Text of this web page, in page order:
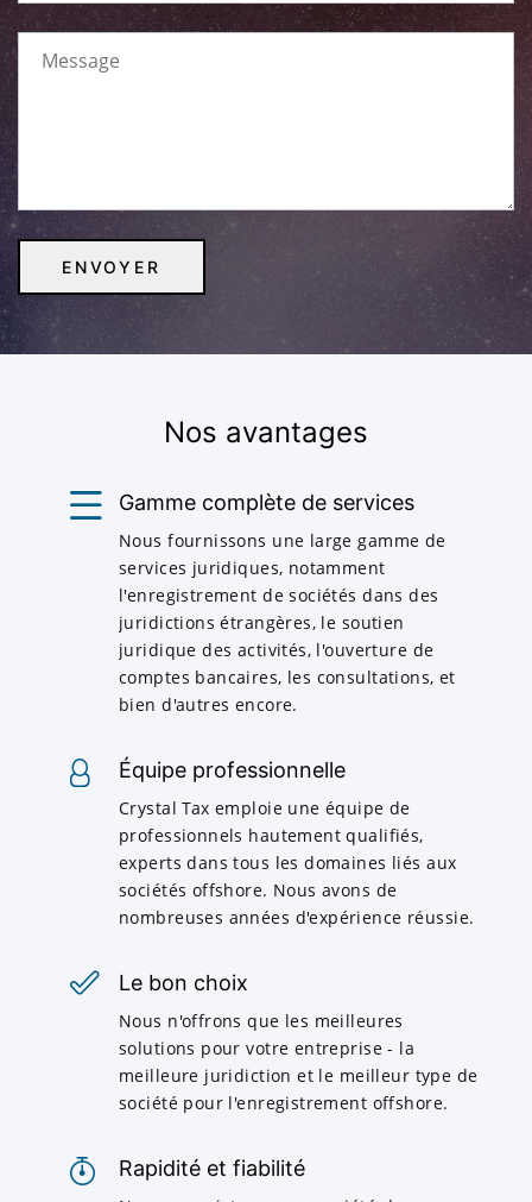
Nos avantages
Gamme complète de services
Nous fournissons une large gamme de
services juridiques, notamment
l'enregistrement de sociétés dans des
juridictions étrangères, le soutien
juridique des activités, l'ouverture de
comptes bancaires, les consultations, et
bien d'autres encore.
Équipe professionnelle
Crystal Tax emploie une équipe de
professionnels hautement qualifiés,
experts dans tous les domaines liés aux
sociétés offshore. Nous avons de
nombreuses années d'expérience réussie.
Le bon choix
Nous n'offrons que les meilleures
solutions pour votre entreprise - la
meilleure juridiction et le meilleur type de
société pour l'enregistrement offshore.
Rapidité et fiabilité